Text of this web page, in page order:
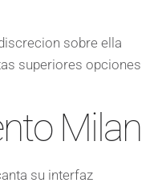
sobre ella
superiores opciones
Milan
su interfaz